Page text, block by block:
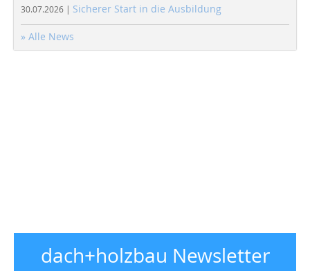
30.07.2026 | Sicherer Start in die Ausbildung
» Alle News
dach+holzbau Newsletter